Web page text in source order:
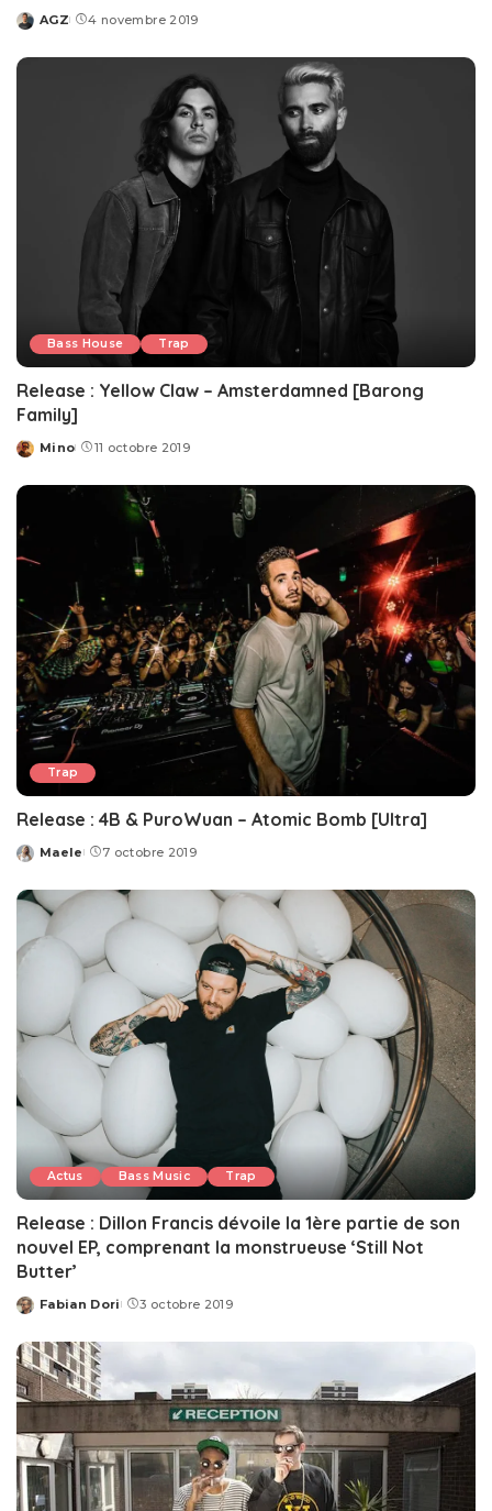
Posted
AGZ 4 novembre 2019
Bass House Trap
Release : Yellow Claw – Amsterdamned [Barong
Family]
Posted
Mino 11 octobre 2019
Trap
Release : 4B & PuroWuan – Atomic Bomb [Ultra]
Posted
Maele 7 octobre 2019
Actus Bass Music Trap
Release : Dillon Francis dévoile la 1ère partie de son
nouvel EP, comprenant la monstrueuse ‘Still Not
Butter’
Posted
Fabian Dori 3 octobre 2019